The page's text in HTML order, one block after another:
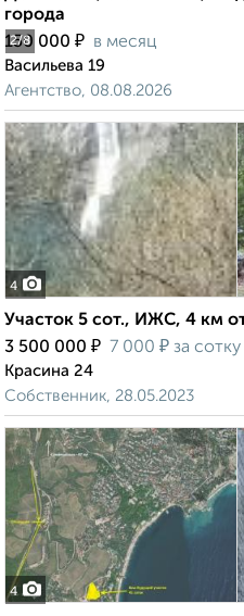
2/8
города
150 000 ₽ в месяц
Васильева 19
Агентство, 08.08.2026
4
Участок 5 сот., ИЖС, 4 км
3 500 000 ₽ 7 000 ₽ за сотку
Красина 24
Собственник, 28.05.2023
4